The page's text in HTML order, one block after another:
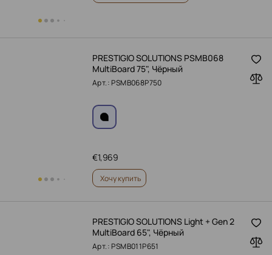
PRESTIGIO SOLUTIONS PSMB068
MultiBoard 75", Чёрный
Арт.: PSMB068P750
1,969
€
Хочу купить
PRESTIGIO SOLUTIONS Light + Gen 2
MultiBoard 65", Чёрный
Арт.: PSMB011P651